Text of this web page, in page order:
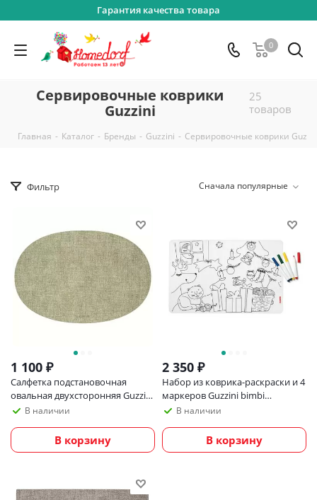
Гарантия качества товара
0
Сервировочные коврики
Guzzini
25
товаров
Главная - Каталог - Бренды - Guzzini - Сервировочные коврики
Фильтр Сначала популярные
1 100 ₽
Салфетка подстановочная
овальная двухсторонняя Guzzini
Fabric, зеленая
В наличии
В корзину
2 350 ₽
Набор из коврика-раскраски и 4
маркеров Guzzini bimbi
рождество
В наличии
В корзину